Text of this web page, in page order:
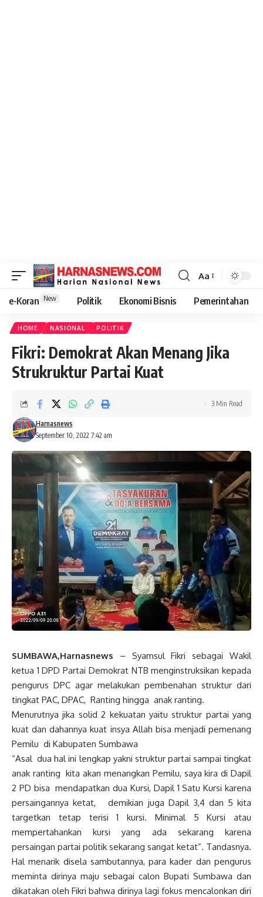
Aa
e-Koran New Politik Ekonomi Bisnis Pemerintahan
HOME NASIONAL POLITIK
Fikri: Demokrat Akan Menang Jika
Strukruktur Partai Kuat
September 10, 2022 7:42 am
Harnasnews
3 Min Read
SUMBAWA,Harnasnews – Syamsul Fikri sebagai Wakil
ketua 1 DPD Partai Demokrat NTB menginstruksikan kepada
pengurus DPC agar melakukan pembenahan struktur dari
tingkat PAC, DPAC, Ranting hingga anak ranting.
Menurutnya jika solid 2 kekuatan yaitu struktur partai yang
kuat dan dahannya kuat insya Allah bisa menjadi pemenang
Pemilu di Kabupaten Sumbawa
“Asal dua hal ini lengkap yakni struktur partai sampai tingkat
anak ranting kita akan menangkan Pemilu, saya kira di Dapil
2 PD bisa mendapatkan dua Kursi, Dapil 1 Satu Kursi karena
persaingannya ketat, demikian juga Dapil 3,4 dan 5 kita
targetkan tetap terisi 1 kursi. Minimal 5 Kursi atau
mempertahankan kursi yang ada sekarang karena
persaingan partai politik sekarang sangat ketat”. Tandasnya.
Hal menarik disela sambutannya, para kader dan pengurus
meminta dirinya maju sebagai calon Bupati Sumbawa dan
dikatakan oleh Fikri bahwa dirinya lagi fokus mencalonkan diri